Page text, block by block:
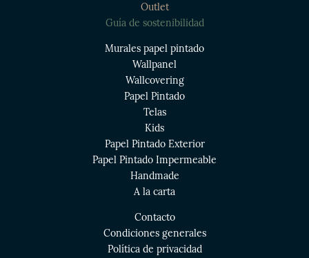
Outlet
Guía de sostenibilidad
Murales papel pintado
Wallpanel
Wallcovering
Papel Pintado
Telas
Kids
Papel Pintado Exterior
Papel Pintado Impermeable
Handmade
A la carta
Contacto
Condiciones generales
Política de privacidad